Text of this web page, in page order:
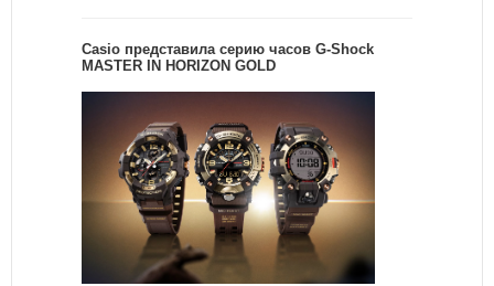
Casio представила серию часов G-Shock
MASTER IN HORIZON GOLD